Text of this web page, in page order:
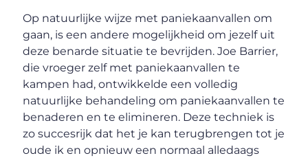
Op natuurlijke wijze met paniekaanvallen om
gaan, is een andere mogelijkheid om jezelf uit
deze benarde situatie te bevrijden. Joe Barrier,
die vroeger zelf met paniekaanvallen te
kampen had, ontwikkelde een volledig
natuurlijke behandeling om paniekaanvallen te
benaderen en te elimineren. Deze techniek is
zo succesrijk dat het je kan terugbrengen tot je
oude ik en opnieuw een normaal alledaags